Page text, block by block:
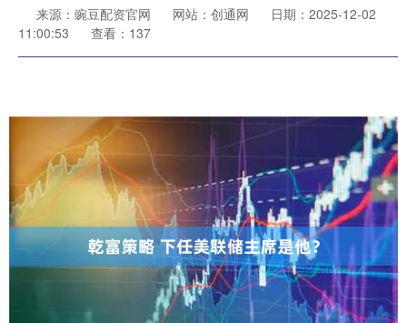
来源：豌豆配资官网 网站：创通网
日期：2025-12-02
11:00:53
查看：137